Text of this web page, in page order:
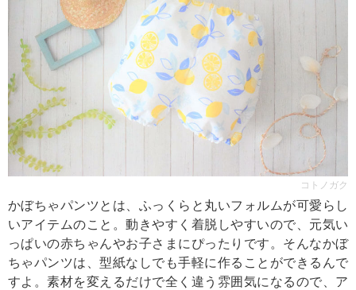
コトノガク
かぼちゃパンツとは、ふっくらと丸いフォルムが可愛らし
いアイテムのこと。動きやすく着脱しやすいので、元気い
っぱいの赤ちゃんやお子さまにぴったりです。そんなかぼ
ちゃパンツは、型紙なしでも手軽に作ることができるんで
すよ。素材を変えるだけで全く違う雰囲気になるので、ア